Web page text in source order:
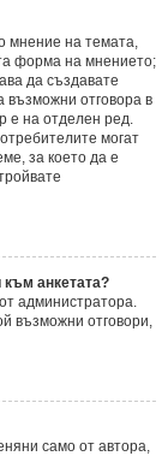
мнение на темата,
форма на мнението;
да създавате
възможни отговора в
е на отделен ред.
могат
за което да е
анкетата?
администратора.
възможни отговори,
само от автора,